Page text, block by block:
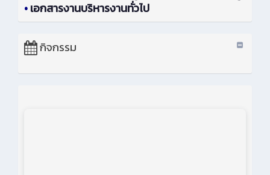
•เอกสารงานบริหารงานทั่วไป
กิจกรรม